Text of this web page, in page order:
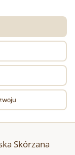
Skórzana